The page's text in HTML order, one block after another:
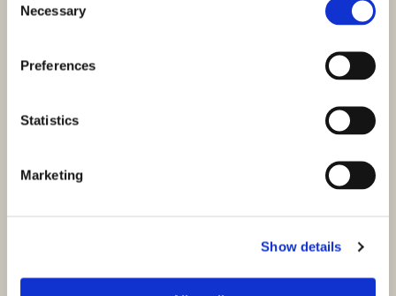
Selection
Necessary
Preferences
Statistics
Marketing
Show details
990.000,00 € ID: 3499
Bilice, luxusní vila s vyhřívaným bazénem 80m od
moře
Koupelny : 4